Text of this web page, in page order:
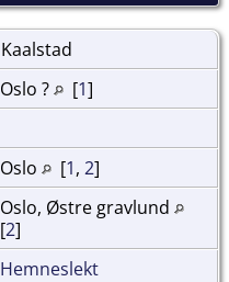
Kaalstad
Oslo ? [1]
Oslo [1, 2]
Oslo, Østre gravlund
[2]
Hemneslekt